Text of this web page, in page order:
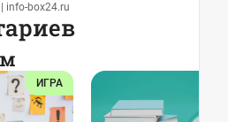
info-box24.ru
ИГРА